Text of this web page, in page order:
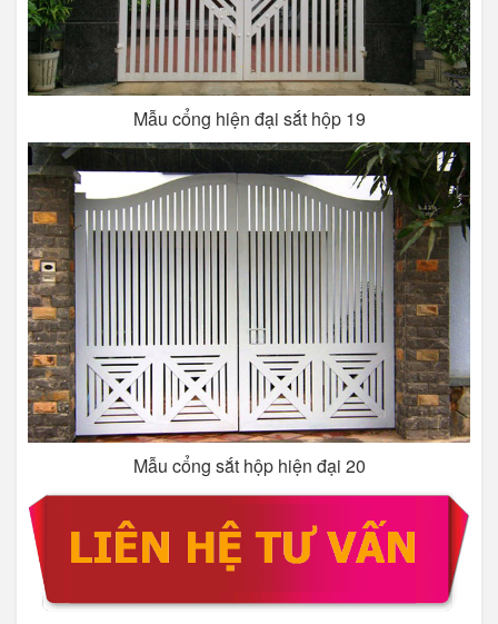
Mẫu cổng hiện đại sắt hộp 19
Mẫu cổng sắt hộp hiện đại 20